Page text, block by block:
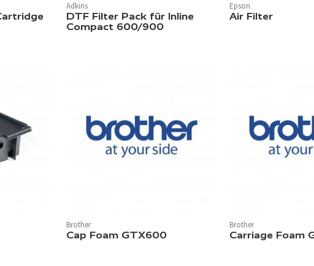
Adkins
DTF Filter Pack für Inline
Compact 600/900
Epson
Air Filter
Brother
Cap Foam GTX600
Brother
Carriage Foam